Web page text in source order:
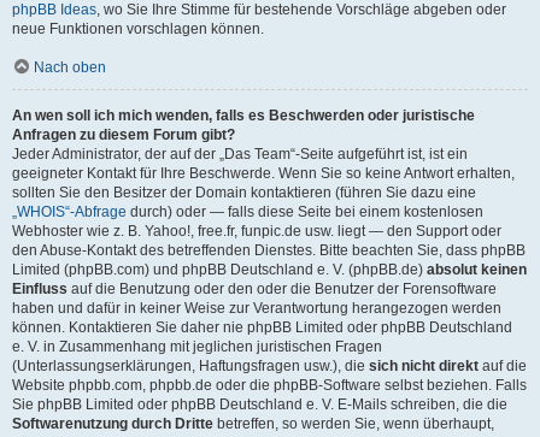
phpBB Ideas, wo Sie Ihre Stimme für bestehende Vorschläge abgeben oder
neue Funktionen vorschlagen können.
Nach oben
An wen soll ich mich wenden, falls es Beschwerden oder juristische
Anfragen zu diesem Forum gibt?
Jeder Administrator, der auf der „Das Team“-Seite aufgeführt ist, ist ein
geeigneter Kontakt für Ihre Beschwerde. Wenn Sie so keine Antwort erhalten,
sollten Sie den Besitzer der Domain kontaktieren (führen Sie dazu eine
„WHOIS“-Abfrage durch) oder — falls diese Seite bei einem kostenlosen
Webhoster wie z. B. Yahoo!, free.fr, funpic.de usw. liegt — den Support oder
den Abuse-Kontakt des betreffenden Dienstes. Bitte beachten Sie, dass phpBB
Limited (phpBB.com) und phpBB Deutschland e. V. (phpBB.de) absolut keinen
Einfluss auf die Benutzung oder den oder die Benutzer der Forensoftware
haben und dafür in keiner Weise zur Verantwortung herangezogen werden
können. Kontaktieren Sie daher nie phpBB Limited oder phpBB Deutschland
e. V. in Zusammenhang mit jeglichen juristischen Fragen
(Unterlassungserklärungen, Haftungsfragen usw.), die sich nicht direkt auf die
Website phpbb.com, phpbb.de oder die phpBB-Software selbst beziehen. Falls
Sie phpBB Limited oder phpBB Deutschland e. V. E-Mails schreiben, die die
Softwarenutzung durch Dritte betreffen, so werden Sie, wenn überhaupt,